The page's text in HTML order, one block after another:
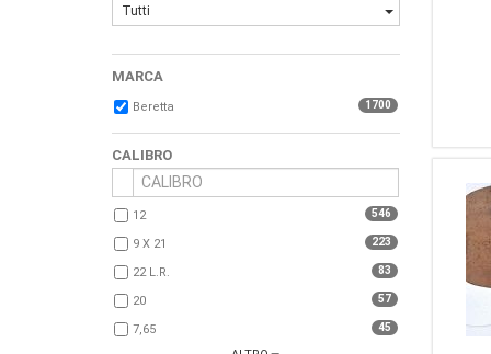
Tutti
MARCA
Beretta 1700
CALIBRO
12 546
9 X 21 223
22 L.r. 83
20 57
7,65 45